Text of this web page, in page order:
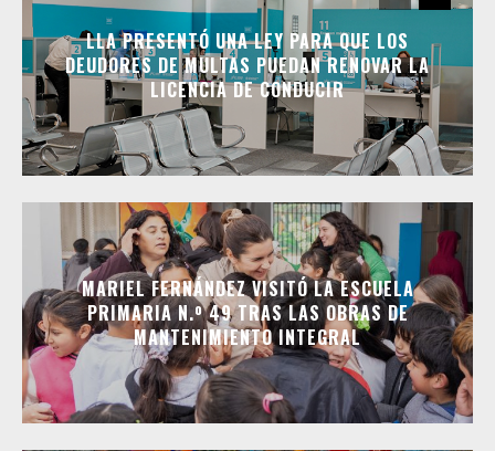
LLA PRESENTÓ UNA LEY PARA QUE LOS
DEUDORES DE MULTAS PUEDAN RENOVAR LA
LICENCIA DE CONDUCIR
MARIEL FERNÁNDEZ VISITÓ LA ESCUELA
PRIMARIA N.º 49 TRAS LAS OBRAS DE
MANTENIMIENTO INTEGRAL